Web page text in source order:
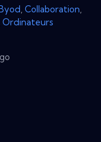
Collaboration
Ordinateurs